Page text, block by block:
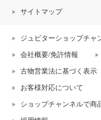
サイトマップ
ジュピターショップチャ
会社概要/免許情報
古物営業法に基づく表示
お客様対応について
ショップチャンネルで商